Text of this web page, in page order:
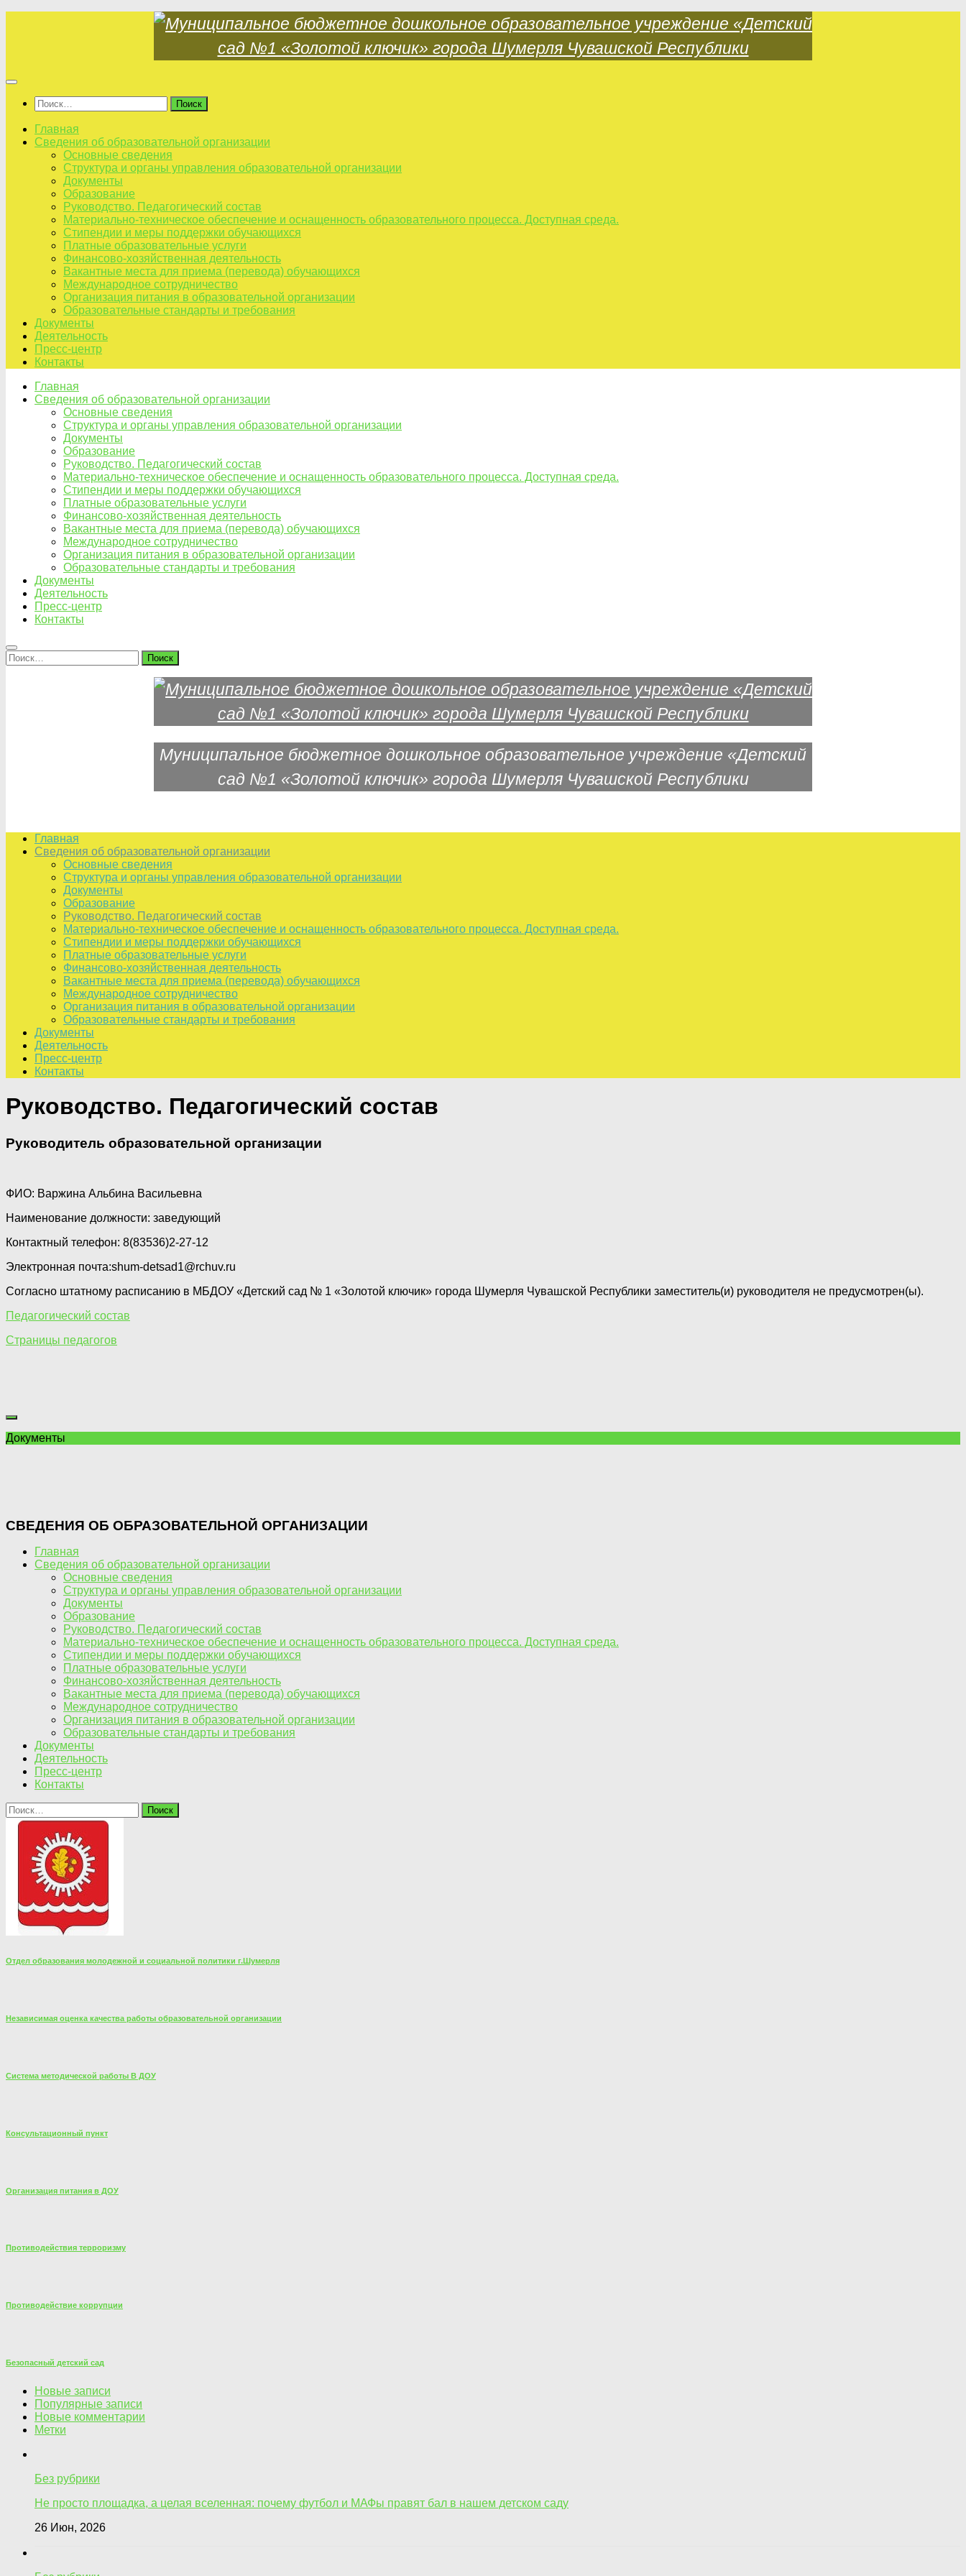
Найти:
Главная
Сведения об образовательной организации
Основные сведения
Структура и органы управления образовательной организации
Документы
Образование
Руководство. Педагогический состав
Материально-техническое обеспечение и оснащенность образовательного процесса. Доступная среда.
Стипендии и меры поддержки обучающихся
Платные образовательные услуги
Финансово-хозяйственная деятельность
Вакантные места для приема (перевода) обучающихся
Международное сотрудничество
Организация питания в образовательной организации
Образовательные стандарты и требования
Документы
Деятельность
Пресс-центр
Контакты
Главная
Сведения об образовательной организации
Основные сведения
Структура и органы управления образовательной организации
Документы
Образование
Руководство. Педагогический состав
Материально-техническое обеспечение и оснащенность образовательного процесса. Доступная среда.
Стипендии и меры поддержки обучающихся
Платные образовательные услуги
Финансово-хозяйственная деятельность
Вакантные места для приема (перевода) обучающихся
Международное сотрудничество
Организация питания в образовательной организации
Образовательные стандарты и требования
Документы
Деятельность
Пресс-центр
Контакты
Найти:
Муниципальное бюджетное дошкольное образовательное учреждение «Детский
сад №1 «Золотой ключик» города Шумерля Чувашской Республики
Главная
Сведения об образовательной организации
Основные сведения
Структура и органы управления образовательной организации
Документы
Образование
Руководство. Педагогический состав
Материально-техническое обеспечение и оснащенность образовательного процесса. Доступная среда.
Стипендии и меры поддержки обучающихся
Платные образовательные услуги
Финансово-хозяйственная деятельность
Вакантные места для приема (перевода) обучающихся
Международное сотрудничество
Организация питания в образовательной организации
Образовательные стандарты и требования
Документы
Деятельность
Пресс-центр
Контакты
Руководство. Педагогический состав
Руководитель образовательной организации
ФИО: Варжина Альбина Васильевна
Наименование должности: заведующий
Контактный телефон: 8(83536)2-27-12
Электронная почта:shum-detsad1@rchuv.ru
Согласно штатному расписанию в МБДОУ «Детский сад № 1 «Золотой ключик» города Шумерля Чувашской Республики заместитель(и) руководителя не предусмотрен(ы).
Педагогический состав
Страницы педагогов
Документы
СВЕДЕНИЯ ОБ ОБРАЗОВАТЕЛЬНОЙ ОРГАНИЗАЦИИ
Главная
Сведения об образовательной организации
Основные сведения
Структура и органы управления образовательной организации
Документы
Образование
Руководство. Педагогический состав
Материально-техническое обеспечение и оснащенность образовательного процесса. Доступная среда.
Стипендии и меры поддержки обучающихся
Платные образовательные услуги
Финансово-хозяйственная деятельность
Вакантные места для приема (перевода) обучающихся
Международное сотрудничество
Организация питания в образовательной организации
Образовательные стандарты и требования
Документы
Деятельность
Пресс-центр
Контакты
Найти:
Отдел образования молодежной и социальной политики г.Шумерля
Независимая оценка качества работы образовательной организации
Система методической работы В ДОУ
Консультационный пункт
Организация питания в ДОУ
Противодействия терроризму
Противодействие коррупции
Безопасный детский сад
Новые записи
Популярные записи
Новые комментарии
Метки
Без рубрики
Не просто площадка, а целая вселенная: почему футбол и МАФы правят бал в нашем детском саду
26 Июн, 2026